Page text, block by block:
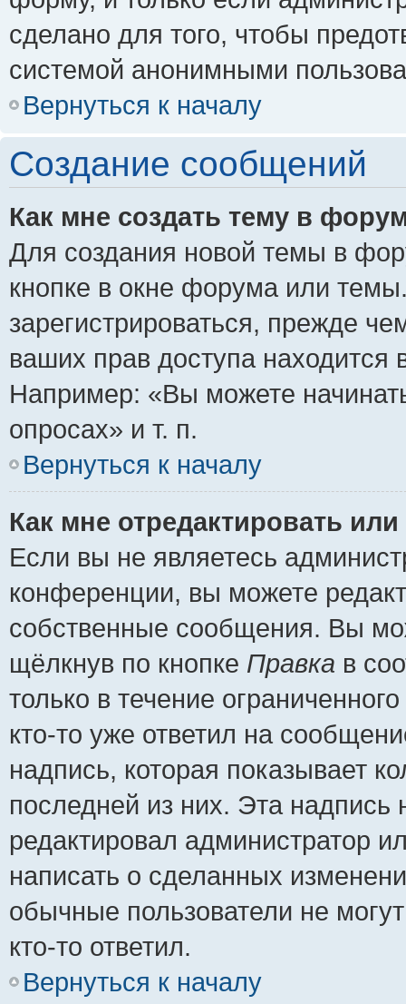
сделано для того, чтобы
системой анонимными
Вернуться к началу
Создание сообщений
Как мне создать тему в
Для создания новой темы в
кнопке в окне форума или
зарегистрироваться, прежде
ваших прав доступа
Например: «Вы можете
опросах» и т. п.
Вернуться к началу
Как мне отредактировать
Если вы не являетесь
конференции, вы можете
собственные сообщения. Вы
щёлкнув по кнопке Правка в
только в течение
кто-то уже ответил на
надпись, которая показывает
последней из них. Эта
редактировал администратор
написать о сделанных
обычные пользователи не
кто-то ответил.
Вернуться к началу